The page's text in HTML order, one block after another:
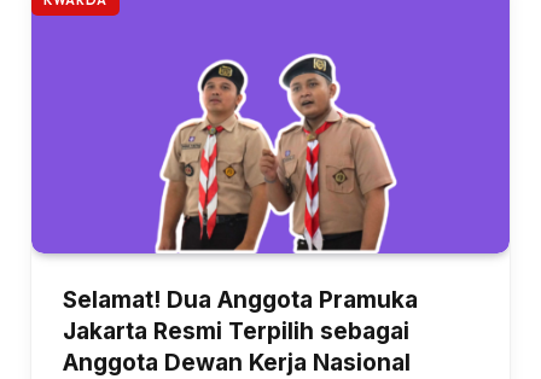
Selamat! Dua Anggota Pramuka
Jakarta Resmi Terpilih sebagai
Anggota Dewan Kerja Nasional